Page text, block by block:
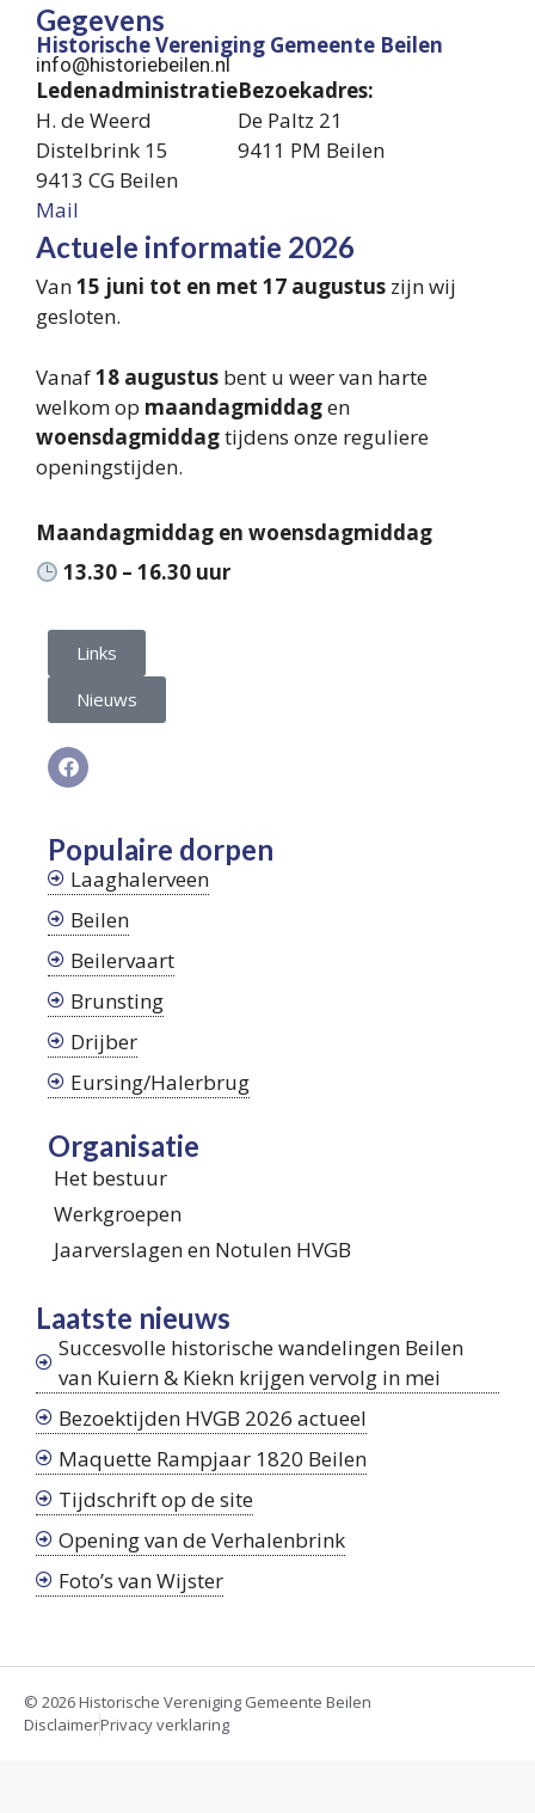
Gegevens
Historische Vereniging Gemeente Beilen
info@historiebeilen.nl
Ledenadministratie
H. de Weerd
Distelbrink 15
9413 CG Beilen
Mail
Bezoekadres:
De Paltz 21
9411 PM Beilen
Actuele informatie 2026
Van15 juni tot en met 17 augustus zijn wij
gesloten.
Vanaf18 augustus bent u weer van harte
welkom op maandagmiddagen
woensdagmiddagtijdens onze reguliere
openingstijden.
Maandagmiddag en woensdagmiddag
13.30 – 16.30 uur
Links
Nieuws
Populaire dorpen
Laaghalerveen
Beilen
Beilervaart
Brunsting
Drijber
Eursing/Halerbrug
Organisatie
Het bestuur
Werkgroepen
Jaarverslagen en Notulen HVGB
Laatste nieuws
Succesvolle historische wandelingen Beilen
van Kuiern & Kiekn krijgen vervolg in mei
Bezoektijden HVGB 2026 actueel
Maquette Rampjaar 1820 Beilen
Tijdschrift op de site
Opening van de Verhalenbrink
Foto’s van Wijster
© 2026 Historische Vereniging Gemeente Beilen
DisclaimerPrivacy verklaring